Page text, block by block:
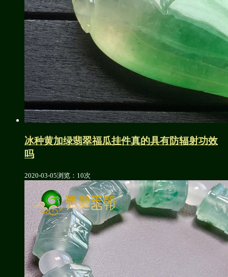
冰种黄加绿翡翠福瓜挂件真的具有防辐射功效
吗
2020-03-05浏览：10次